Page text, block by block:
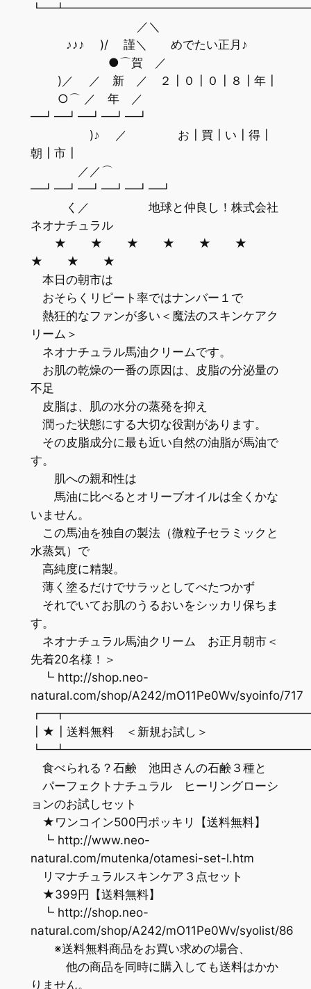
／＼
♪♪♪ )/ 謹＼ めでたい正月♪
●⌒賀 ／
)／ ／ 新 ／ ２┃０┃０┃８┃年┃
○⌒ ／ 年 ／
━┛━┛━┛━┛━┛
)♪ ／ お┃買┃い┃得┃
朝┃市┃
／／⌒
━┛━┛━┛━┛━┛━┛
く／ 地球と仲良し！株式会社
ネオナチュラル
★ ★ ★ ★ ★ ★
★ ★ ★
本日の朝市は
おそらくリピート率ではナンバー１で
熱狂的なファンが多い＜魔法のスキンケアク
リーム＞
ネオナチュラル馬油クリームです。
お肌の乾燥の一番の原因は、皮脂の分泌量の
不足
皮脂は、肌の水分の蒸発を抑え
潤った状態にする大切な役割があります。
その皮脂成分に最も近い自然の油脂が馬油で
す。
肌への親和性は
馬油に比べるとオリーブオイルは全くかな
いません。
この馬油を独自の製法（微粒子セラミックと
水蒸気）で
高純度に精製。
薄く塗るだけでサラッとしてべたつかず
それでいてお肌のうるおいをシッカリ保ちま
す。
ネオナチュラル馬油クリーム お正月朝市＜
先着20名様！＞
┗ http://shop.neo-
natural.com/shop/A242/mO11Pe0Wv/syoinfo/717
┃★┃送料無料 ＜新規お試し＞
食べられる？石鹸 池田さんの石鹸３種と
パーフェクトナチュラル ヒーリングローシ
ョンのお試しセット
★ワンコイン500円ポッキリ【送料無料】
┗ http://www.neo-
natural.com/mutenka/otamesi-set-l.htm
リマナチュラルスキンケア３点セット
★399円【送料無料】
┗ http://shop.neo-
natural.com/shop/A242/mO11Pe0Wv/syolist/86
※送料無料商品をお買い求めの場合、
他の商品を同時に購入しても送料はかか
りません。